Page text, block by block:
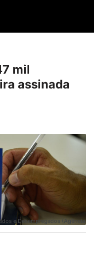
mil
assinada
e Desempregados (Agência